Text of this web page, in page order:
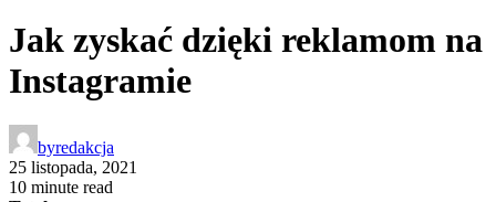
Jak zyskać dzięki reklamom na
Instagramie
byredakcja
25 listopada, 2021
10 minute read